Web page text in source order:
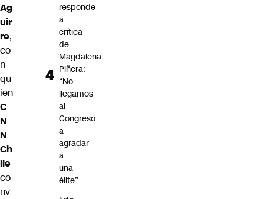
Ag
uir
re,
co
n
qu
ien
C
N
N
Ch
ile
co
nv
responde
a
crítica
de
Magdalena
Piñera:
“No
llegamos
al
Congreso
a
agradar
a
una
élite”